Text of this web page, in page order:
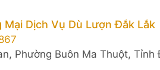
Mại Dịch Vụ Dù Lượn Đắk Lắk
Phường Buôn Ma Thuột, Tỉnh